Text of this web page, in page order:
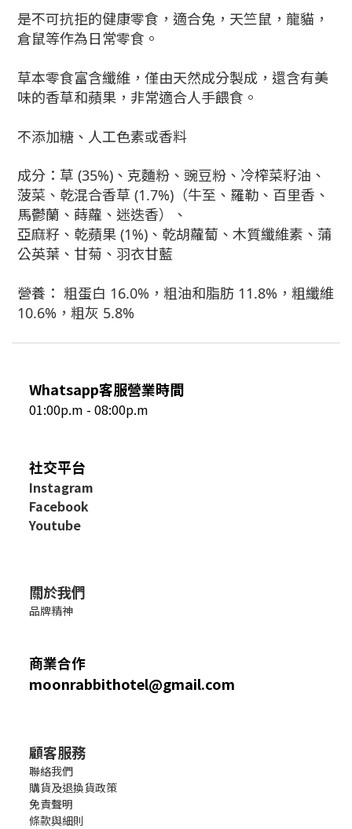
是不可抗拒的健康零食，適合兔，天竺鼠，龍貓 ，
倉鼠等作為日常零食。
草本零食富含纖維，僅由天然成分製成，還含有美
味的香草和蘋果，非常適合人手餵食。
不添加糖、人工色素或香料
成分：草 (35%)、克麵粉、豌豆粉、冷榨菜籽油、
菠菜、乾混合香草 (1.7%)（牛至、羅勒、百里香、
馬鬱蘭、蒔蘿、迷迭香）、
亞麻籽、乾蘋果 (1%)、乾胡蘿蔔、木質纖維素、蒲
公英葉、甘菊、羽衣甘藍
營養： 粗蛋白 16.0%，粗油和脂肪 11.8%，粗纖維
10.6%，粗灰 5.8%
Whatsapp客服營業時間
01:00p.m - 08:00p.m
社交平台
Instagram
Facebook
Youtube
關於我們
品牌精神
商業合作
moonrabbithotel@gmail.com
顧客服務
聯絡我們
購貨及退換貨政策
免責聲明
條款與細則